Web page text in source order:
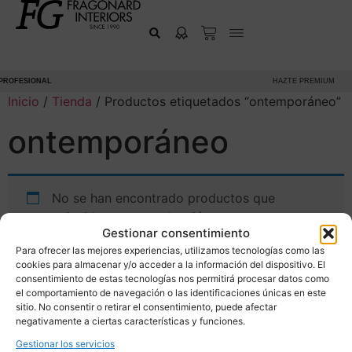
Gestionar consentimiento
Para ofrecer las mejores experiencias, utilizamos tecnologías como las
cookies para almacenar y/o acceder a la información del dispositivo. El
consentimiento de estas tecnologías nos permitirá procesar datos como
el comportamiento de navegación o las identificaciones únicas en este
sitio. No consentir o retirar el consentimiento, puede afectar
negativamente a ciertas características y funciones.
Gestionar los servicios
HAZTE PREMIUM
Inicio / Tienda / Productos etiquetados “ontemporáneo”
ontemporáneo
No se han encontrado productos que
coincidan con tu selección.